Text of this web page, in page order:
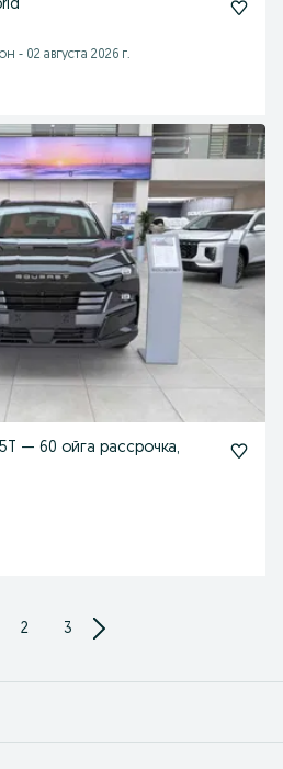
- 02 августа 2026 г.
— 60 ойга рассрочка,
2 3